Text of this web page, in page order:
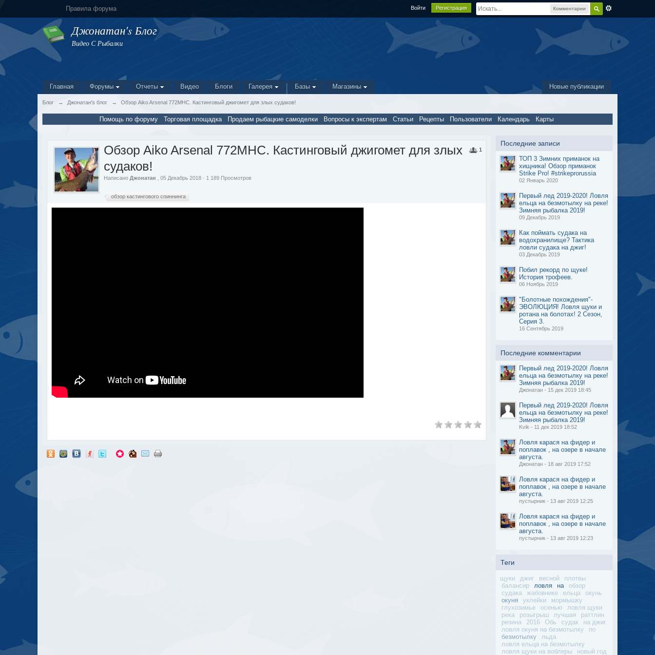
Комментарии
Правила форума Войти Регистрация
Джонатан's Блог
Видео С Рыбалки
Новые публикации
Главная Форумы Отчеты Видео Блоги Галерея Базы Магазины
Блог → Джонатан's блог → Обзор Aiko Arsenal 772MHC. Кастинговый джигомет для злых судаков!
Помощь по форуму Торговая площадка Продаем рыбацкие самоделки Вопросы к экспертам Статьи Рецепты Пользователи Календарь Карты
1
Обзор Aiko Arsenal 772MHC. Кастинговый джигомет для злых
судаков!
НаписаноДжонатан , 05 Декабрь 2018 · 1 189 Просмотров
обзор кастингового спиннинга
Последние записи
ТОП 3 Зимних приманок на
хищника! Обзор приманок
Strike Pro! #strikeprorussia
02 Январь 2020
Первый лед 2019-2020! Ловля
ельца на безмотылку на реке!
Зимняя рыбалка 2019!
09 Декабрь 2019
Как поймать судака на
водохранилище? Тактика
ловли судака на джиг!
03 Декабрь 2019
Побил рекорд по щуке!
История трофеев.
06 Ноябрь 2019
"Болотные похождения"-
ЭВОЛЮЦИЯ! Ловля щуки и
ротана на болотах! 2 Сезон,
Серия 3.
16 Сентябрь 2019
Последние комментарии
Первый лед 2019-2020! Ловля
ельца на безмотылку на реке!
Зимняя рыбалка 2019!
Джонатан - 15 дек 2019 18:45
Первый лед 2019-2020! Ловля
ельца на безмотылку на реке!
Зимняя рыбалка 2019!
Kvik - 11 дек 2019 18:52
Ловля карася на фидер и
поплавок , на озере в начале
августа.
Джонатан - 18 авг 2019 17:52
Ловля карася на фидер и
поплавок , на озере в начале
августа.
пустырник - 13 авг 2019 12:25
Ловля карася на фидер и
поплавок , на озере в начале
августа.
пустырник - 13 авг 2019 12:23
Теги
щуки джиг весной
плотвы
балансир
ловля на
обзор
судака
жабовнике ельца
окунь
окуня
уклейки
мормышку
глухозимье
осенью
ловля щуки
река
розыгрыш лучшая
раттлин
резина
2016 Обь судак
на джиг
ловля окуня на безмотылку
по
безмотылку
льда
ловля ельца на безмотылку
ловля щуки на воблеры
новый год